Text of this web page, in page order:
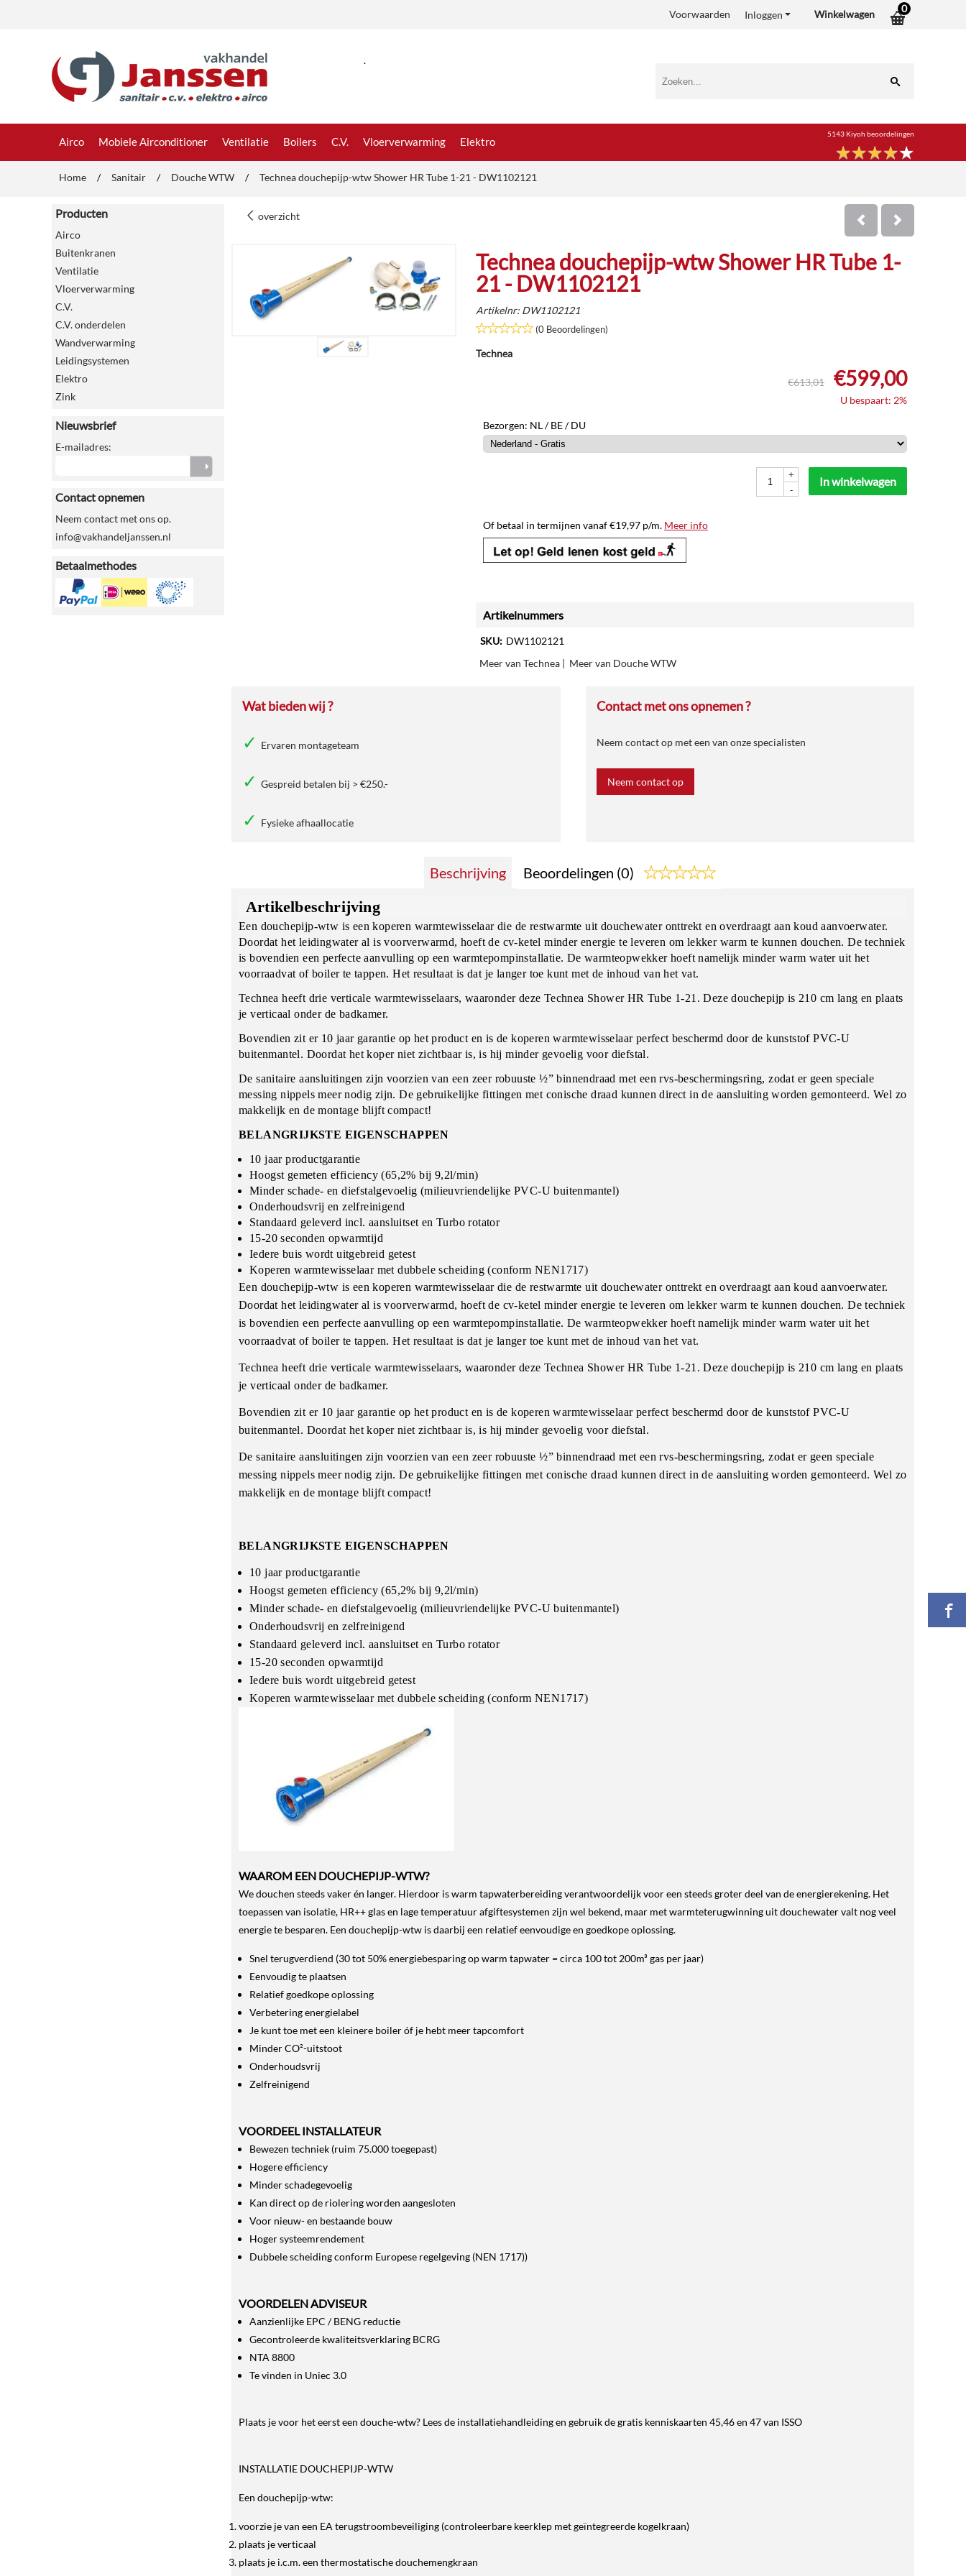
Winkelwagen 0
Inloggen
Voorwaarden
.
Airco Mobiele Airconditioner Ventilatie Boilers C.V. Vloerverwarming Elektro
5143 Kiyoh beoordelingen
★★★★★
★★★★★
Home / Sanitair / Douche WTW / Technea douchepijp-wtw Shower HR Tube 1-21 - DW1102121
Producten
Airco
Buitenkranen
Ventilatie
Vloerverwarming
C.V.
C.V. onderdelen
Wandverwarming
Leidingsystemen
Elektro
Zink
Nieuwsbrief
E-mailadres:
Contact opnemen
Neem contact met ons op.
info@vakhandeljanssen.nl
Betaalmethodes
overzicht
Technea douchepijp-wtw Shower HR Tube 1-
21 - DW1102121
Artikelnr: DW1102121
(0 Beoordelingen)
Technea
€613,01 €599,00
U bespaart: 2%
Bezorgen: NL / BE / DU
+
-
In winkelwagen
Of betaal in termijnen vanaf€19,97 p/m. Meer info
Artikelnummers
SKU: DW1102121
Meer van Technea | Meer van Douche WTW
Wat bieden wij ?
Ervaren montageteam
Gespreid betalen bij > €250.-
Fysieke afhaallocatie
Contact met ons opnemen ?
Neem contact op met een van onze specialisten
Neem contact op
Beschrijving Beoordelingen (0)
Artikelbeschrijving
Een douchepijp-wtw is een koperen warmtewisselaar die de restwarmte uit douchewater onttrekt en overdraagt aan koud aanvoerwater.
Doordat het leidingwater al is voorverwarmd, hoeft de cv-ketel minder energie te leveren om lekker warm te kunnen douchen. De techniek
is bovendien een perfecte aanvulling op een warmtepompinstallatie. De warmteopwekker hoeft namelijk minder warm water uit het
voorraadvat of boiler te tappen. Het resultaat is dat je langer toe kunt met de inhoud van het vat.
Technea heeft drie verticale warmtewisselaars, waaronder deze Technea Shower HR Tube 1-21. Deze douchepijp is 210 cm lang en plaats
je verticaal onder de badkamer.
Bovendien zit er 10 jaar garantie op het product en is de koperen warmtewisselaar perfect beschermd door de kunststof PVC-U
buitenmantel. Doordat het koper niet zichtbaar is, is hij minder gevoelig voor diefstal.
De sanitaire aansluitingen zijn voorzien van een zeer robuuste ½” binnendraad met een rvs-beschermingsring, zodat er geen speciale
messing nippels meer nodig zijn. De gebruikelijke fittingen met conische draad kunnen direct in de aansluiting worden gemonteerd. Wel zo
makkelijk en de montage blijft compact!
BELANGRIJKSTE EIGENSCHAPPEN
10 jaar productgarantie
Hoogst gemeten efficiency (65,2% bij 9,2l/min)
Minder schade- en diefstalgevoelig (milieuvriendelijke PVC-U buitenmantel)
Onderhoudsvrij en zelfreinigend
Standaard geleverd incl. aansluitset en Turbo rotator
15-20 seconden opwarmtijd
Iedere buis wordt uitgebreid getest
Koperen warmtewisselaar met dubbele scheiding (conform NEN1717)
Een douchepijp-wtw is een koperen warmtewisselaar die de restwarmte uit douchewater onttrekt en overdraagt aan koud aanvoerwater.
Doordat het leidingwater al is voorverwarmd, hoeft de cv-ketel minder energie te leveren om lekker warm te kunnen douchen. De techniek
is bovendien een perfecte aanvulling op een warmtepompinstallatie. De warmteopwekker hoeft namelijk minder warm water uit het
voorraadvat of boiler te tappen. Het resultaat is dat je langer toe kunt met de inhoud van het vat.
Technea heeft drie verticale warmtewisselaars, waaronder deze Technea Shower HR Tube 1-21. Deze douchepijp is 210 cm lang en plaats
je verticaal onder de badkamer.
Bovendien zit er 10 jaar garantie op het product en is de koperen warmtewisselaar perfect beschermd door de kunststof PVC-U
buitenmantel. Doordat het koper niet zichtbaar is, is hij minder gevoelig voor diefstal.
De sanitaire aansluitingen zijn voorzien van een zeer robuuste ½” binnendraad met een rvs-beschermingsring, zodat er geen speciale
messing nippels meer nodig zijn. De gebruikelijke fittingen met conische draad kunnen direct in de aansluiting worden gemonteerd. Wel zo
makkelijk en de montage blijft compact!
BELANGRIJKSTE EIGENSCHAPPEN
10 jaar productgarantie
Hoogst gemeten efficiency (65,2% bij 9,2l/min)
Minder schade- en diefstalgevoelig (milieuvriendelijke PVC-U buitenmantel)
Onderhoudsvrij en zelfreinigend
Standaard geleverd incl. aansluitset en Turbo rotator
15-20 seconden opwarmtijd
Iedere buis wordt uitgebreid getest
Koperen warmtewisselaar met dubbele scheiding (conform NEN1717)
WAAROM EEN DOUCHEPIJP-WTW?
We douchen steeds vaker én langer. Hierdoor is warm tapwaterbereiding verantwoordelijk voor een steeds groter deel van de energierekening. Het
toepassen van isolatie, HR++ glas en lage temperatuur afgiftesystemen zijn wel bekend, maar met warmteterugwinning uit douchewater valt nog veel
energie te besparen. Een douchepijp-wtw is daarbij een relatief eenvoudige en goedkope oplossing.
Snel terugverdiend (30 tot 50% energiebesparing op warm tapwater = circa 100 tot 200m³ gas per jaar)
Eenvoudig te plaatsen
Relatief goedkope oplossing
Verbetering energielabel
Je kunt toe met een kleinere boiler óf je hebt meer tapcomfort
Minder CO²-uitstoot
Onderhoudsvrij
Zelfreinigend
VOORDEEL INSTALLATEUR
Bewezen techniek (ruim 75.000 toegepast)
Hogere efficiency
Minder schadegevoelig
Kan direct op de riolering worden aangesloten
Voor nieuw- en bestaande bouw
Hoger systeemrendement
Dubbele scheiding conform Europese regelgeving (NEN 1717))
VOORDELEN ADVISEUR
Aanzienlijke EPC / BENG reductie
Gecontroleerde kwaliteitsverklaring BCRG
NTA 8800
Te vinden in Uniec 3.0
Plaats je voor het eerst een douche-wtw? Lees de installatiehandleiding en gebruik degratis kenniskaarten 45,46 en 47 van ISSO
INSTALLATIE DOUCHEPIJP-WTW
Een douchepijp-wtw:
voorzie je van een EA terugstroombeveiliging (controleerbare keerklep met geïntegreerde kogelkraan)
plaats je verticaal
plaats je i.c.m. een thermostatische douchemengkraan